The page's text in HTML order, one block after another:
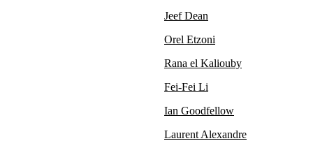
Jeef Dean
Orel Etzoni
Rana el Kaliouby
Fei-Fei Li
Ian Goodfellow
Laurent Alexandre